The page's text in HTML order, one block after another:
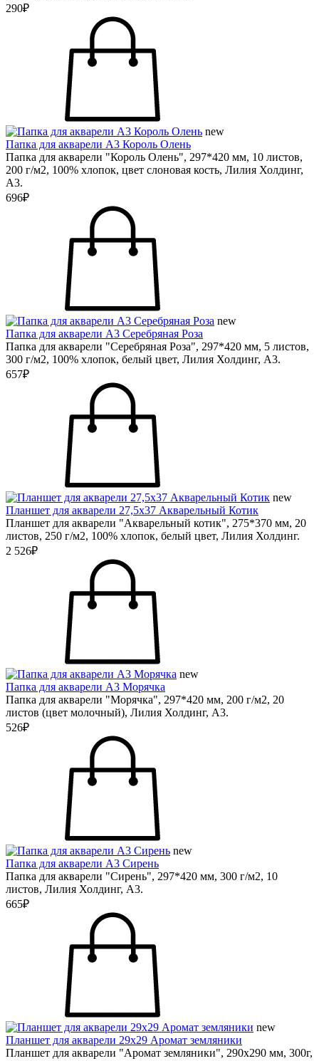
290₽
new
Папка для акварели А3 Король Олень
Папка для акварели "Король Олень", 297*420 мм, 10 листов,
200 г/м2, 100% хлопок, цвет слоновая кость, Лилия Холдинг,
А3.
696₽
new
Папка для акварели А3 Серебряная Роза
Папка для акварели "Серебряная Роза", 297*420 мм, 5 листов,
300 г/м2, 100% хлопок, белый цвет, Лилия Холдинг, А3.
657₽
new
Планшет для акварели 27,5х37 Акварельный Котик
Планшет для акварели "Акварельный котик", 275*370 мм, 20
листов, 250 г/м2, 100% хлопок, белый цвет, Лилия Холдинг.
2 526₽
new
Папка для акварели А3 Морячка
Папка для акварели "Морячка", 297*420 мм, 200 г/м2, 20
листов (цвет молочный), Лилия Холдинг, А3.
526₽
new
Папка для акварели А3 Сирень
Папка для акварели "Сирень", 297*420 мм, 300 г/м2, 10
листов, Лилия Холдинг, А3.
665₽
new
Планшет для акварели 29х29 Аромат земляники
Планшет для акварели "Аромат земляники", 290х290 мм, 300г,